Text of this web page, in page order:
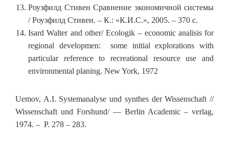
Роузфилд Стивен Сравнение экономичной системы
/ Роузфилд Стивен. – К.: «К.И.С.», 2005. – 370 с.
Isard Walter and other/ Ecologik – economic analisis for
regional developmen: some initial explorations with
particular reference to recreational resource use and
environmental planing. New York, 1972
Uemov, A.I. Systemanalyse und synthes der Wissenschaft //
Wissenschaft und Forshund/ — Berlin Academic – verlag,
1974. – Р. 278 – 283.